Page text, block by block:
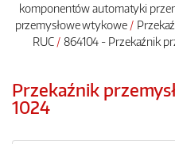
komponentów automatyki
przemysłowe wtykowe
RUC
864104 - Przekaźnik
Przekaźnik
1024